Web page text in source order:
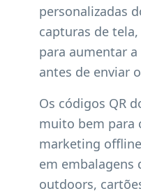
personalizadas
capturas de
para aumentar
antes de enviar
Os códigos QR
muito bem para
marketing
em embalagens
outdoors,